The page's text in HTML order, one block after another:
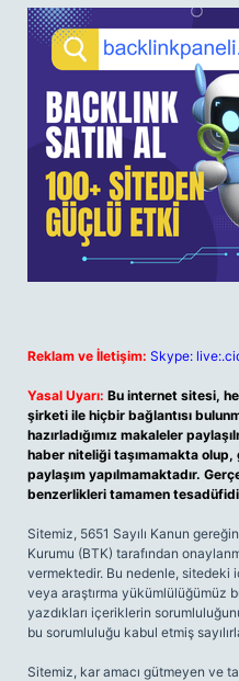
Reklam ve İletişim: Skype:
Yasal Uyarı: Bu internet sitesi,
şirketi ile hiçbir bağlantısı
hazırladığımız makaleler
haber niteliği taşımamakta
paylaşım yapılmamaktadır.
benzerlikleri tamamen
Sitemiz, 5651 Sayılı Kanun
Kurumu (BTK) tarafından
vermektedir. Bu nedenle,
veya araştırma yükümlülüğümüz
yazdıkları içeriklerin
bu sorumluluğu kabul etmiş
Sitemiz, kar amacı gütmeyen ve